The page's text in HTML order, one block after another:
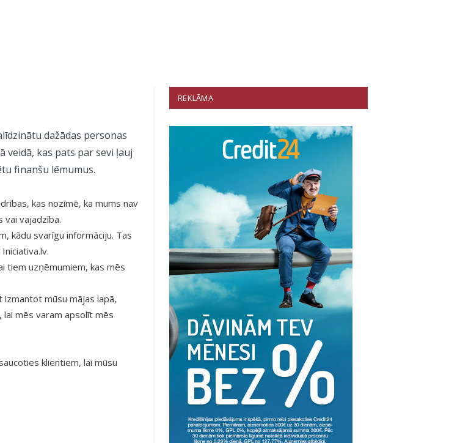
dažādas personas
kas pats par sevi ļauj
finanšu lēmumus.
kas nozīmē, ka mums nav
vai vajadzība.
kādu svarīgu informāciju. Tas
tiem uzņēmumiem, kas mēs
mūsu mājas lapā,
mēs varam apsolīt mēs
klientiem, lai mūsu
REKLĀMA